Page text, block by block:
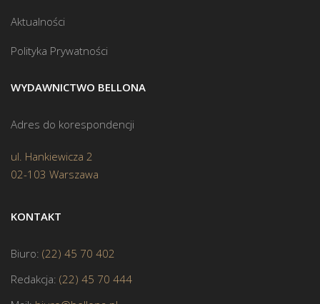
Aktualności
Polityka Prywatności
WYDAWNICTWO BELLONA
Adres do korespondencji
ul. Hankiewicza 2
02-103 Warszawa
KONTAKT
Biuro: (22) 45 70 402
Redakcja: (22) 45 70 444